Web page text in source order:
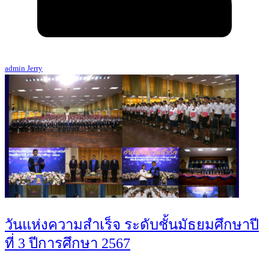
admin Jerry
วันแห่งความสำเร็จ ระดับชั้นมัธยมศึกษาปี
ที่ 3 ปีการศึกษา 2567